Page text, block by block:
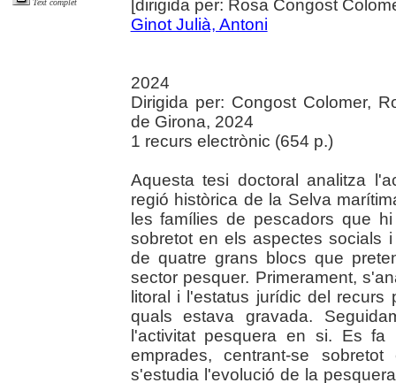
Text complet
[dirigida per: Rosa Congost
Ginot Julià, Antoni
2024
Dirigida per: Congost Colomer,
de Girona, 2024
1 recurs electrònic (654 p.)
Aquesta tesi doctoral analitza
regió històrica de la Selva
les famílies de pescadors que
sobretot en els aspectes socials
de quatre grans blocs que
sector pesquer. Primerament,
litoral i l'estatus jurídic del
quals estava gravada.
l'activitat pesquera en si. Es
emprades, centrant-se
s'estudia l'evolució de la